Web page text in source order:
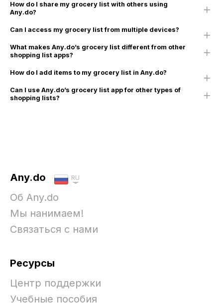
How do I share my grocery list with others using
Any.do?
Can I access my grocery list from multiple devices?
What makes Any.do’s grocery list different from other
shopping list apps?
How do I add items to my grocery list in Any.do?
Can I use Any.do’s grocery list app for other types of
shopping lists?
Any.do RU
Об Any.do
Мы нанимаем!
Связаться с нами
Ресурсы
Центр поддержки
Учебные пособия